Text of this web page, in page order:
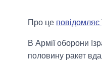
Про це повідомляє
В Армії оборони
половину ракет